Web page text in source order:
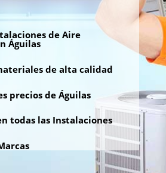
de Aire
Águilas
de alta calidad
precios de Águilas
todas las Instalaciones